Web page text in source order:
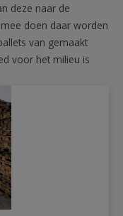
deze naar de
doen daar worden
van gemaakt
voor het milieu is